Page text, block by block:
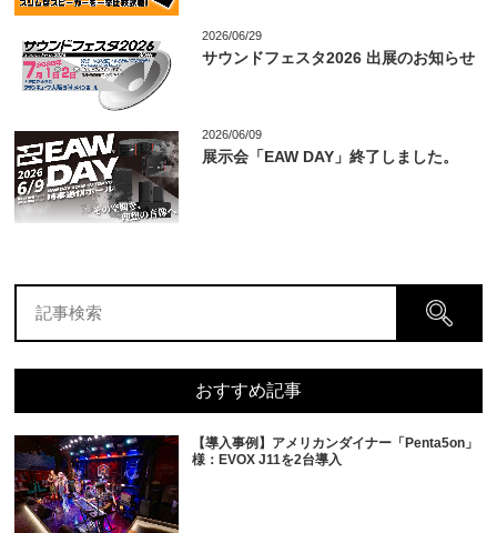
2026/06/29
サウンドフェスタ2026 出展のお知らせ
2026/06/09
展示会「EAW DAY」終了しました。
おすすめ記事
【導入事例】アメリカンダイナー「Penta5on」
様：EVOX J11を2台導入